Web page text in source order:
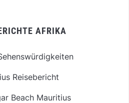
AFRIKA
Reisebericht
Beach Mauritius